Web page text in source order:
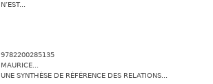
N’EST...
9782200285135
MAURICE...
UNE SYNTHÈSE DE RÉFÉRENCE DES RELATIONS...